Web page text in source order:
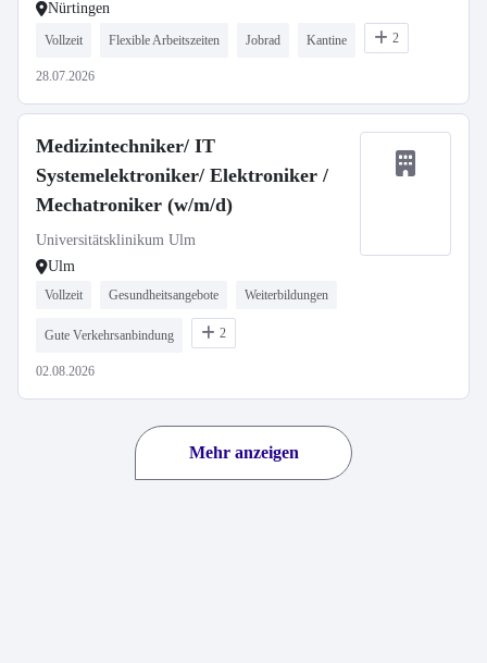
Nürtingen
Vollzeit Flexible Arbeitszeiten Jobrad Kantine 2
28.07.2026
Medizintechniker/ IT
Systemelektroniker/ Elektroniker /
Mechatroniker (w/m/d)
Universitätsklinikum Ulm
Ulm
Vollzeit Gesundheitsangebote Weiterbildungen
Gute Verkehrsanbindung 2
02.08.2026
Mehr anzeigen